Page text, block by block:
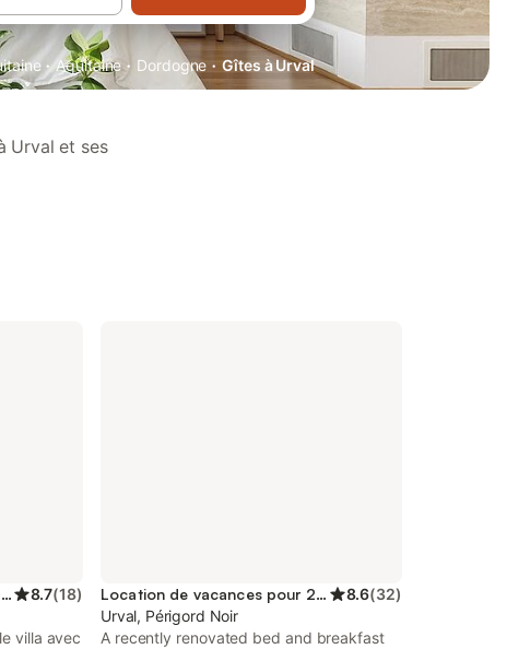
· Aquitaine · Dordogne · Gîtes à Urval
Urval et ses
Location de vacances pour 4 personnes 8.7(18)
villa avec
Location de vacances pour 2 personnes 8.6(32)
Urval, Périgord Noir
A recently renovated bed and breakfast